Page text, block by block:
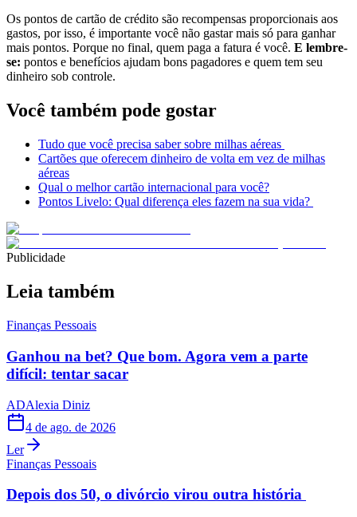
Os pontos de cartão de crédito são recompensas proporcionais aos
gastos, por isso, é importante você não gastar mais só para ganhar
mais pontos. Porque no final, quem paga a fatura é você. E lembre-
se: pontos e benefícios ajudam bons pagadores e quem tem seu
dinheiro sob controle.
Você também pode gostar
Tudo que você precisa saber sobre milhas aéreas
Cartões que oferecem dinheiro de volta em vez de milhas
aéreas
Qual o melhor cartão internacional para você?
Pontos Livelo: Qual diferença eles fazem na sua vida?
Publicidade
Leia também
Finanças Pessoais
Ganhou na bet? Que bom. Agora vem a parte
difícil: tentar sacar
ADAlexia Diniz
4 de ago. de 2026
Ler
Finanças Pessoais
Depois dos 50, o divórcio virou outra história